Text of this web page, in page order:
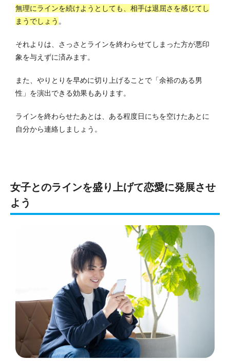
無理にラインを続けようとしても、相手は退屈さを感じてし
まうでしょう 。
それよりは、さっさとラインを終わらせてしまった方が悪印
象を与えずに済みます。
また、やりとりを早めに切り上げることで「余裕のある男
性」を演出できる効果もあります。
ラインを終わらせたあとは、ある程度日にちを空けたあとに
自分から連絡しましょう。
女子とのラインを盛り上げて恋愛に発展させ
よう